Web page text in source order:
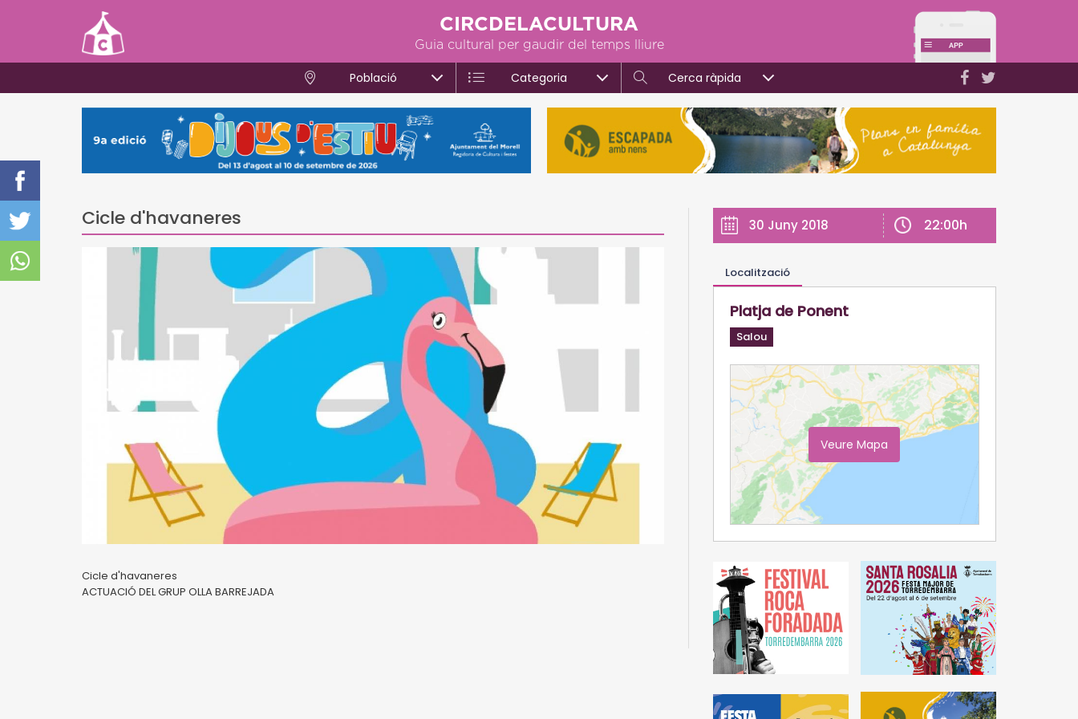
CIRCDELACULTURA
Guia cultural per gaudir del temps lliure
Població Categoria Cerca ràpida
Cicle d'havaneres
Cicle d'havaneres
ACTUACIÓ DEL GRUP OLLA BARREJADA
30 Juny 2018 22:00h
Localització
Platja de Ponent
Salou
Veure Mapa